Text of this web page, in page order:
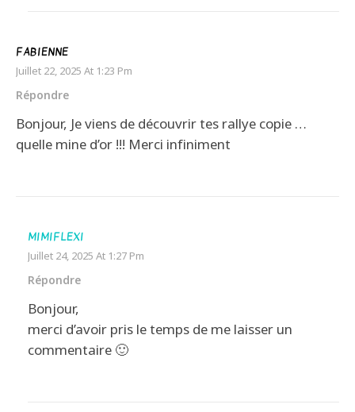
FABIENNE
Juillet 22, 2025 At 1:23 Pm
Répondre
Bonjour, Je viens de découvrir tes rallye copie …
quelle mine d’or !!! Merci infiniment
MIMIFLEXI
Juillet 24, 2025 At 1:27 Pm
Répondre
Bonjour,
merci d’avoir pris le temps de me laisser un
commentaire 🙂